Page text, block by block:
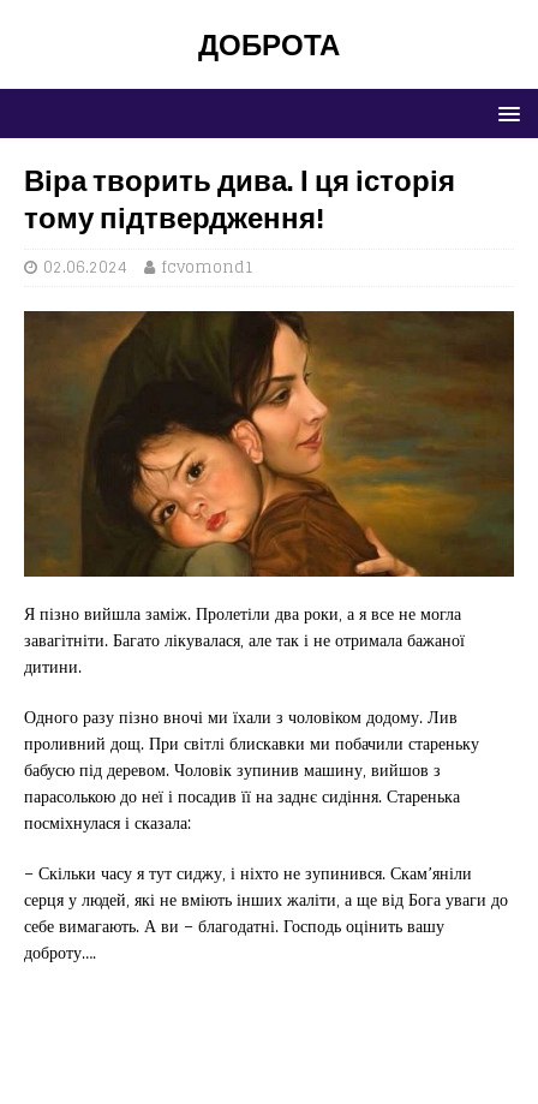
ДОБРОТА
Віра творить дива. І ця історія
тому підтвердження!
02.06.2024 fcvomond1
Я пізно вийшла заміж. Пролетіли два роки, а я все не могла
завагітніти. Багато лікувалася, але так і не отримала бажаної
дитини.
Одного разу пізно вночі ми їхали з чоловіком додому. Лив
проливний дощ. При світлі блискавки ми побачили стареньку
бабусю під деревом. Чоловік зупинив машину, вийшов з
парасолькою до неї і посадив її на заднє сидіння. Старенька
посміхнулася і сказала:
– Скільки часу я тут сиджу, і ніхто не зупинився. Скам’яніли
серця у людей, які не вміють інших жаліти, а ще від Бога уваги до
себе вимагають. А ви – благодатні. Господь оцінить вашу
доброту….